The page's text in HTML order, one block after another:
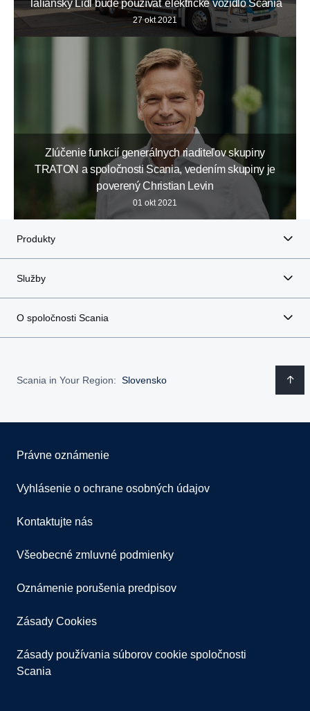
Taliansky Lidl bude používať elektrické vozidlo Scania
27 okt 2021
Zlúčenie funkcií generálnych riaditeľov skupiny
TRATON a spoločnosti Scania, vedením skupiny je
poverený Christian Levin
01 okt 2021
Produkty
Služby
O spoločnosti Scania
Scania in Your Region: Slovensko
Právne oznámenie
Vyhlásenie o ochrane osobných údajov
Kontaktujte nás
Všeobecné zmluvné podmienky
Oznámenie porušenia predpisov
Zásady Cookies
Zásady používania súborov cookie spoločnosti
Scania